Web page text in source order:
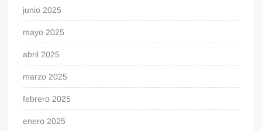
junio 2025
mayo 2025
abril 2025
marzo 2025
febrero 2025
enero 2025